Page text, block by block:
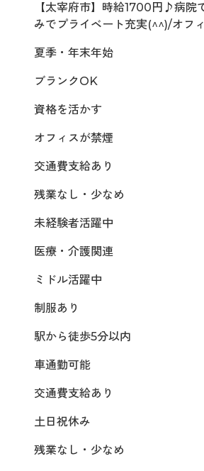
【太宰府市】時給1700円♪病
みでプライベート充実(^^)/オフ
夏季・年末年始
ブランクOK
資格を活かす
オフィスが禁煙
交通費支給あり
残業なし・少なめ
未経験者活躍中
医療・介護関連
ミドル活躍中
制服あり
駅から徒歩5分以内
車通勤可能
交通費支給あり
土日祝休み
残業なし・少なめ